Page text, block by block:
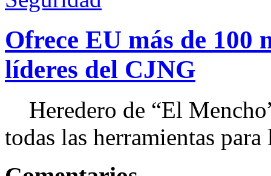
Ofrece EU más de 100
líderes del CJNG
Heredero de “El
todas las herramientas